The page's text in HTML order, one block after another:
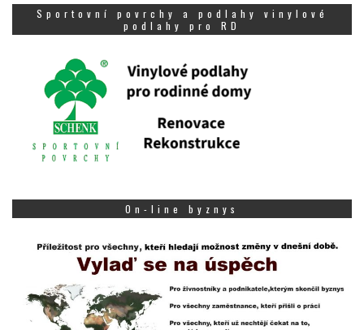
Sportovní povrchy a podlahy vinylové
podlahy pro RD
On-line byznys